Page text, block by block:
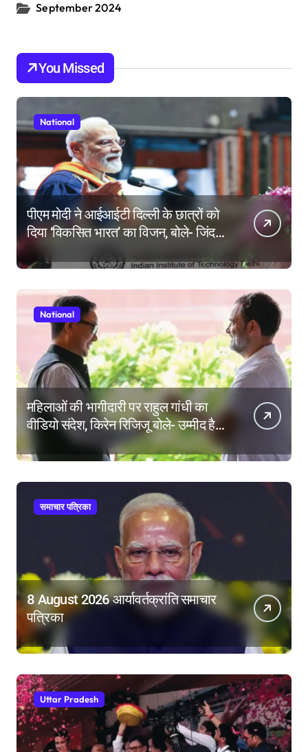
September 2024
You Missed
National
पीएम मोदी ने आईआईटी दिल्ली के छात्रों को
दिया ‘विकसित भारत’ का विजन, बोले- जिंदगी
की परीक्षा में सब कुछ आउट ऑफ सिलेबस
होता है
National
महिलाओं की भागीदारी पर राहुल गांधी का
वीडियो संदेश, किरेन रिजिजू बोले- उम्मीद है
महिला आरक्षण बिल का बिना शर्त करेंगे
समर्थन
समाचार पत्रिका
8 August 2026 आर्यावर्तक्रांति समाचार
पत्रिका
Uttar Pradesh